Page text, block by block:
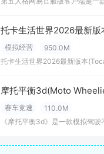
模拟经营
950.0M
托卡生活世界2026最新版本
摩托平衡3d(Moto
赛车竞速
110.0M
《摩托平衡3d》是一款模拟驾